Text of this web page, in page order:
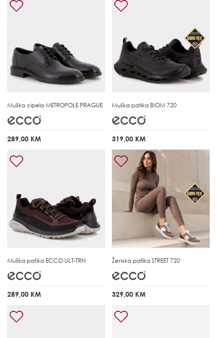
Muška cipela METROPOLE PRAGUE
289,00 KM
Muška patika BIOM 720
319,00 KM
Muška patika ECCO ULT-TRN
289,00 KM
Ženska patika STREET 720
329,00 KM